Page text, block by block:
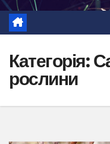
Категорія:
рослини